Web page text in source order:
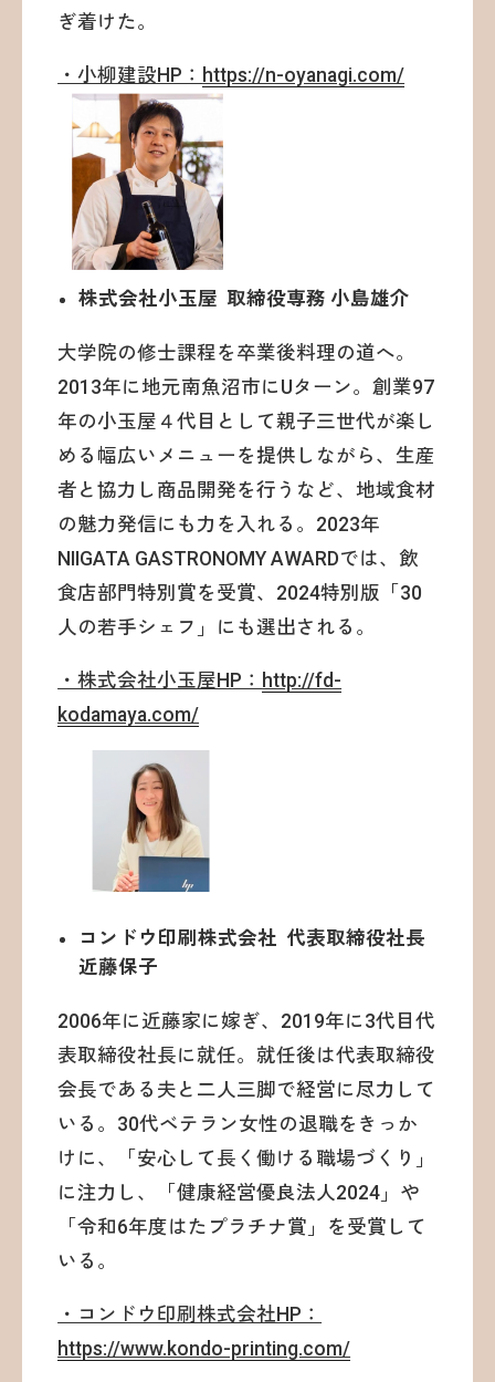
ぎ着けた。
・小柳建設HP： https://n-oyanagi.com/
株式会社小玉屋 取締役専務 小島雄介
大学院の修士課程を卒業後料理の道へ。
2013年に地元南魚沼市にUターン。創業97
年の小玉屋４代目として親子三世代が楽し
める幅広いメニューを提供しながら、生産
者と協力し商品開発を行うなど、地域食材
の魅力発信にも力を入れる。2023年
NIIGATA GASTRONOMY AWARDでは、飲
食店部門特別賞を受賞、2024特別版「30
人の若手シェフ」にも選出される。
・株式会社小玉屋HP： http://fd-
kodamaya.com/
コンドウ印刷株式会社 代表取締役社長
近藤保子
2006年に近藤家に嫁ぎ、2019年に3代目代
表取締役社長に就任。就任後は代表取締役
会長である夫と二人三脚で経営に尽力して
いる。30代ベテラン女性の退職をきっか
けに、「安心して長く働ける職場づくり」
に注力し、「健康経営優良法人2024」や
「令和6年度はたプラチナ賞」を受賞して
いる。
・コンドウ印刷株式会社HP：
https://www.kondo-printing.com/